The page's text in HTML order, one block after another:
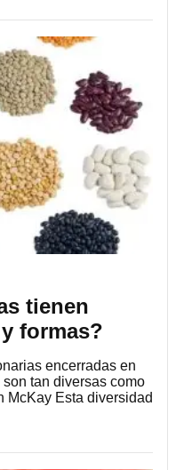
tienen
formas?
encerradas en
tan diversas como
McKay Esta diversidad